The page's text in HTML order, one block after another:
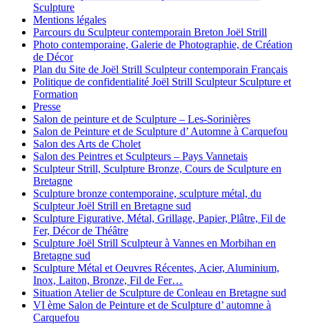
Sculpture
Mentions légales
Parcours du Sculpteur contemporain Breton Joël Strill
Photo contemporaine, Galerie de Photographie, de Création
de Décor
Plan du Site de Joël Strill Sculpteur contemporain Français
Politique de confidentialité Joël Strill Sculpteur Sculpture et
Formation
Presse
Salon de peinture et de Sculpture – Les-Sorinières
Salon de Peinture et de Sculpture d’ Automne à Carquefou
Salon des Arts de Cholet
Salon des Peintres et Sculpteurs – Pays Vannetais
Sculpteur Strill, Sculpture Bronze, Cours de Sculpture en
Bretagne
Sculpture bronze contemporaine, sculpture métal, du
Sculpteur Joël Strill en Bretagne sud
Sculpture Figurative, Métal, Grillage, Papier, Plâtre, Fil de
Fer, Décor de Théâtre
Sculpture Joël Strill Sculpteur à Vannes en Morbihan en
Bretagne sud
Sculpture Métal et Oeuvres Récentes, Acier, Aluminium,
Inox, Laiton, Bronze, Fil de Fer…
Situation Atelier de Sculpture de Conleau en Bretagne sud
VI ème Salon de Peinture et de Sculpture d’ automne à
Carquefou